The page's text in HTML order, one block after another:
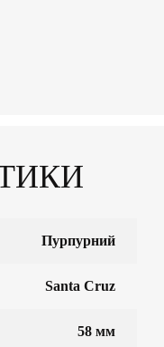
Пурпурний
Santa Cruz
58 мм